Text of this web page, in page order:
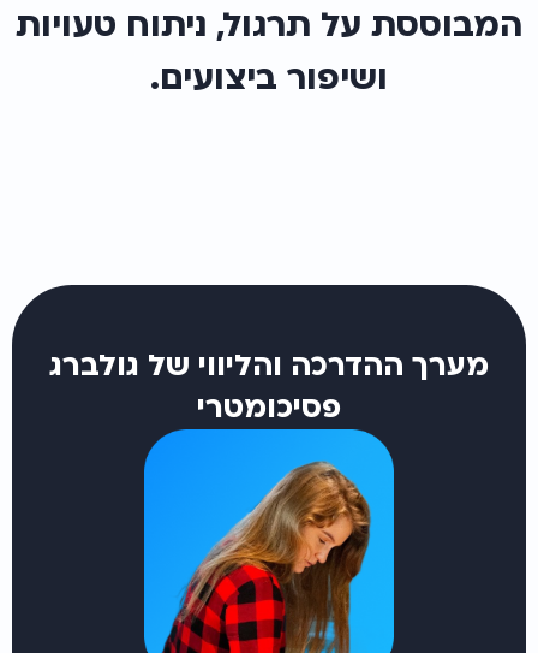
המבוססת על תרגול, ניתוח טעויות
ושיפור ביצועים.
מערך ההדרכה והליווי של גולברג
פסיכומטרי